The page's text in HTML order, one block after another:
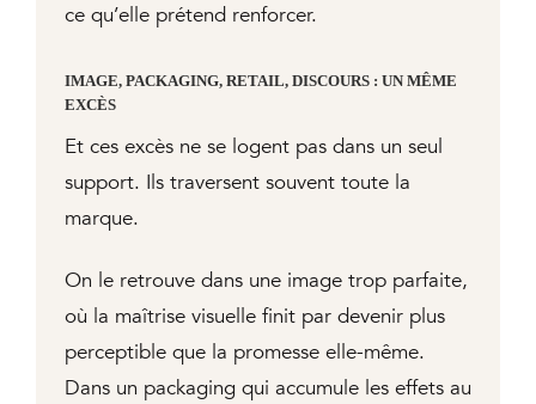
ce qu’elle prétend renforcer.
IMAGE, PACKAGING, RETAIL, DISCOURS : UN MÊME
EXCÈS
Et ces excès ne se logent pas dans un seul
support. Ils traversent souvent toute la
marque.
On le retrouve dans une image trop parfaite,
où la maîtrise visuelle finit par devenir plus
perceptible que la promesse elle-même.
Dans un packaging qui accumule les effets au